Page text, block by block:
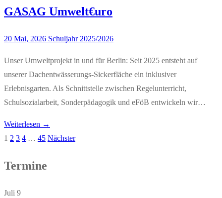
GASAG Umwelt€uro
20 Mai, 2026 Schuljahr 2025/2026
Unser Umweltprojekt in und für Berlin: Seit 2025 entsteht auf
unserer Dachentwässerungs-Sickerfläche ein inklusiver
Erlebnisgarten. Als Schnittstelle zwischen Regelunterricht,
Schulsozialarbeit, Sonderpädagogik und eFöB entwickeln wir…
Weiterlesen →
Seitennummerierung
der
1 2 3 4 … 45 Nächster
Termine
Juli 9